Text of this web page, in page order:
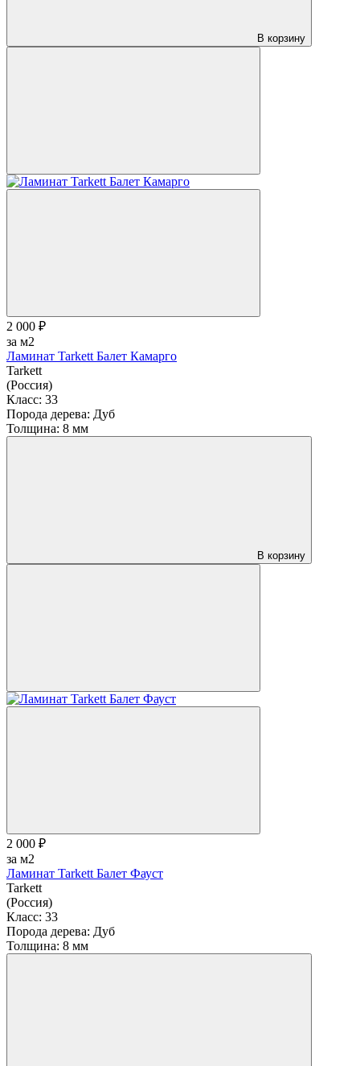
В корзину
2 000 ₽
за м2
Ламинат Tarkett Балет Камарго
Tarkett
(Россия)
Класс: 33
Порода дерева: Дуб
Толщина: 8 мм
В корзину
2 000 ₽
за м2
Ламинат Tarkett Балет Фауст
Tarkett
(Россия)
Класс: 33
Порода дерева: Дуб
Толщина: 8 мм